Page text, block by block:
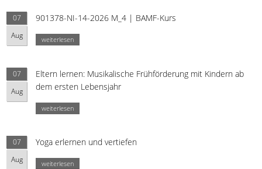
07
Aug
901378-NI-14-2026 M_4 | BAMF-Kurs
weiterlesen
07
Aug
Eltern lernen: Musikalische Frühförderung mit Kindern ab
dem ersten Lebensjahr
weiterlesen
07
Aug
Yoga erlernen und vertiefen
weiterlesen